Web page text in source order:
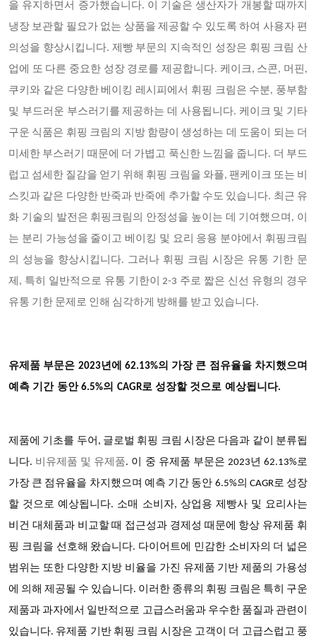
을 유지하면서 증가했습니다. 이 기술은 생산자가 개봉할 때까지
냉장 보관할 필요가 없는 상품을 제공할 수 있도록 하여 사용자 편
의성을 향상시킵니다. 제빵 부문의 지속적인 성장은 휘핑 크림 산
업에 또 다른 중요한 성장 경로를 제공합니다. 케이크, 스콘, 머핀,
쿠키와 같은 다양한 베이킹 레시피에서 휘핑 크림은 수분, 풍부함
및 부드러운 부스러기를 제공하는 데 사용됩니다. 케이크 및 기타
구운 식품은 휘핑 크림의 지방 함량이 생성하는 데 도움이 되는 더
미세한 부스러기 때문에 더 가볍고 푹신한 느낌을 줍니다. 더 부드
럽고 섬세한 질감을 얻기 위해 휘핑 크림을 와플, 팬케이크 또는 비
스킷과 같은 다양한 반죽과 반죽에 추가할 수도 있습니다. 최근 유
화 기술의 발전은 휘핑크림의 안정성을 높이는 데 기여했으며, 이
는 분리 가능성을 줄이고 베이킹 및 요리 응용 분야에서 휘핑크림
의 성능을 향상시킵니다. 그러나 휘핑 크림 시장은 유통 기한 문
제, 특히 일반적으로 유통 기한이 2-3 주로 짧은 신선 유형의 경우
유통 기한 문제로 인해 심각하게 방해를 받고 있습니다.
유제품 부문은 2023년에 62.13%의 가장 큰 점유율을 차지했으며
예측 기간 동안 6.5%의 CAGR로 성장할 것으로 예상됩니다.
제품에 기초를 두어, 글로벌 휘핑 크림시장은 다음과 같이 분류됩
니다. 비유제품 및 유제품. 이 중 유제품 부문은 2023년 62.13%로
가장 큰 점유율을 차지했으며 예측 기간 동안 6.5%의 CAGR로 성장
할 것으로 예상됩니다. 소매 소비자, 상업용 제빵사 및 요리사는
비건 대체품과 비교할 때 접근성과 경제성 때문에 항상 유제품 휘
핑 크림을 선호해 왔습니다. 다이어트에 민감한 소비자의 더 넓은
범위는 또한 다양한 지방 비율을 가진 유제품 기반 제품의 가용성
에 의해 제공될 수 있습니다. 이러한 종류의 휘핑 크림은 특히 구운
제품과 과자에서 일반적으로 고급스러움과 우수한 품질과 관련이
있습니다. 유제품 기반 휘핑 크림 시장은 고객이 더 고급스럽고 풍